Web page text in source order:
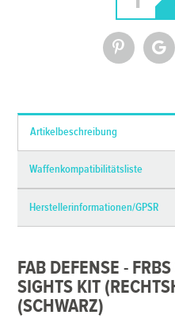
Artikelbeschreibung
Waffenkompatibilitätsliste
Herstellerinformationen/GPSR
FAB DEFENSE -
SIGHTS KIT
(SCHWARZ)